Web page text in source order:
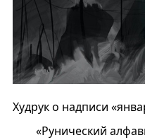
Худрук о надписи
«Рунический